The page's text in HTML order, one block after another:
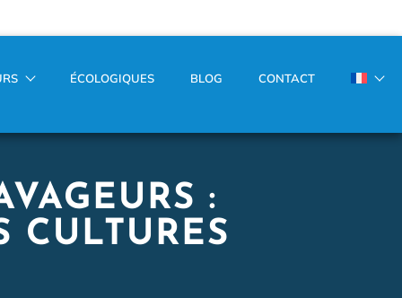
ÉCOLOGIQUES BLOG CONTACT
:
CULTURES